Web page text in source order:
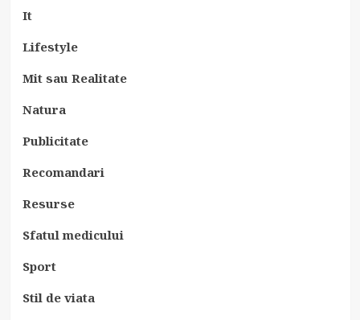
It
Lifestyle
Mit sau Realitate
Natura
Publicitate
Recomandari
Resurse
Sfatul medicului
Sport
Stil de viata